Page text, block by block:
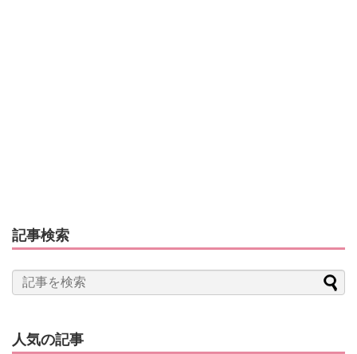
記事検索
人気の記事